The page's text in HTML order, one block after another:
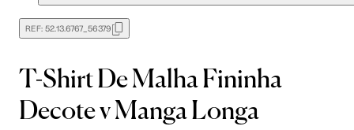
REF: 52.13.6767_56379
T-Shirt De Malha Fininha
Decote v Manga Longa